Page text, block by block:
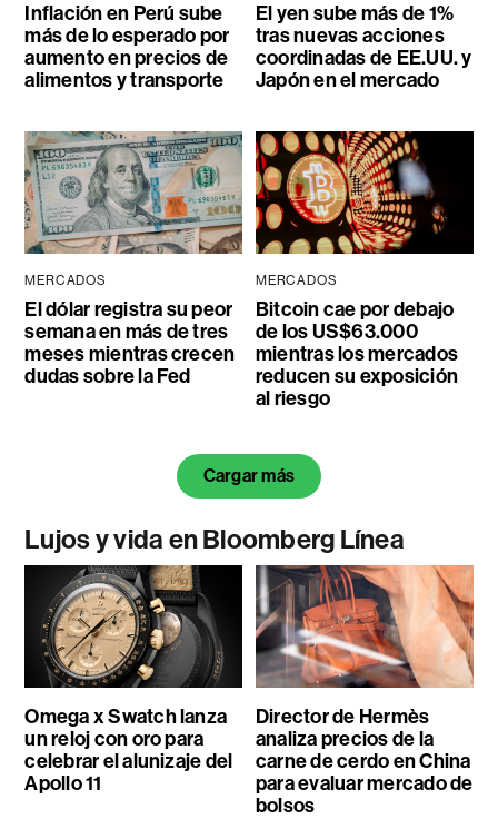
Inflación en Perú sube
más de lo esperado por
aumento en precios de
alimentos y transporte
El yen sube más de 1%
tras nuevas acciones
coordinadas de EE.UU. y
Japón en el mercado
MERCADOS
El dólar registra su peor
semana en más de tres
meses mientras crecen
dudas sobre la Fed
MERCADOS
Bitcoin cae por debajo
de los US$63.000
mientras los mercados
reducen su exposición
al riesgo
Cargar más
Lujos y vida en Bloomberg Línea
Omega x Swatch lanza
un reloj con oro para
celebrar el alunizaje del
Apollo 11
Director de Hermès
analiza precios de la
carne de cerdo en China
para evaluar mercado de
bolsos